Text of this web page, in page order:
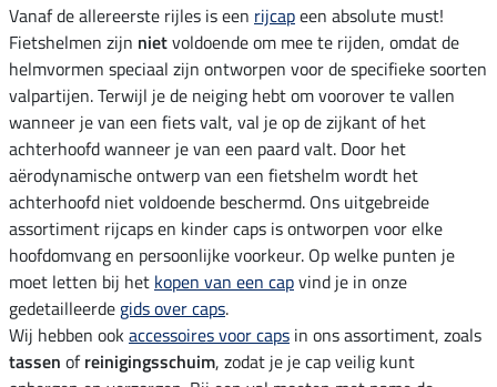
Vanaf de allereerste rijles is een rijcapeen absolute must!
Fietshelmen zijn nietvoldoende om mee te rijden, omdat de
helmvormen speciaal zijn ontworpen voor de specifieke soorten
valpartijen. Terwijl je de neiging hebt om voorover te vallen
wanneer je van een fiets valt, val je op de zijkant of het
achterhoofd wanneer je van een paard valt. Door het
aërodynamische ontwerp van een fietshelm wordt het
achterhoofd niet voldoende beschermd. Ons uitgebreide
assortiment rijcaps en kinder caps is ontworpen voor elke
hoofdomvang en persoonlijke voorkeur. Op welke punten je
moet letten bij het kopen van een capvind je in onze
gedetailleerde gids over caps.
Wij hebben ook accessoires voor caps in ons assortiment, zoals
tassen ofreinigingsschuim, zodat je je cap veilig kunt